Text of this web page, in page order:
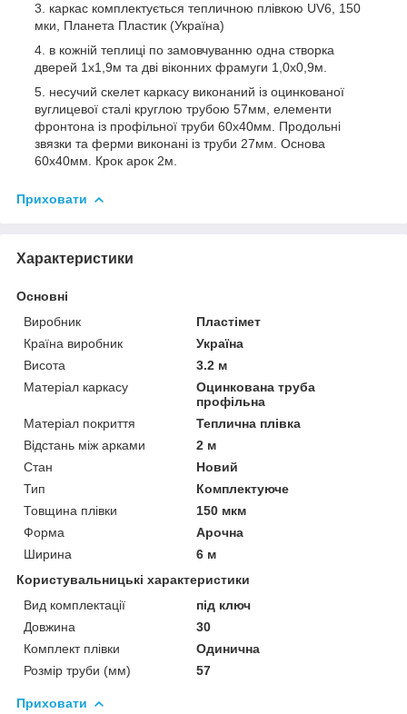
каркас комплектується тепличною плівкою UV6, 150
мки, Планета Пластик (Україна)
в кожній теплиці по замовчуванню одна створка
дверей 1х1,9м та дві віконних фрамуги 1,0х0,9м.
несучий скелет каркасу виконаний із оцинкованої
вуглицевої сталі круглою трубою 57мм, елементи
фронтона із профільної труби 60х40мм. Продольні
звязки та ферми виконані із труби 27мм. Основа
60х40мм. Крок арок 2м.
Приховати
Характеристики
Основні
Виробник
Пластімет
Країна виробник
Україна
Висота
3.2 м
Матеріал каркасу
Оцинкована труба
профільна
Матеріал покриття
Теплична плівка
Відстань між арками
2 м
Стан
Новий
Тип
Комплектуюче
Товщина плівки
150 мкм
Форма
Арочна
Ширина
6 м
Користувальницькі характеристики
Вид комплектації
під ключ
Довжина
30
Комплект плівки
Одинична
Розмір труби (мм)
57
Приховати